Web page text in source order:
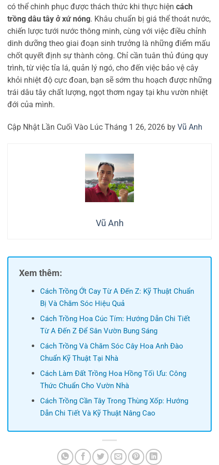
có thể chinh phục được thách thức khi thực hiện cách
trồng dâu tây ở xứ nóng. Khâu chuẩn bị giá thể thoát nước,
chiến lược tưới nước thông minh, cùng với việc điều chỉnh
dinh dưỡng theo giai đoạn sinh trưởng là những điểm mấu
chốt quyết định sự thành công. Chỉ cần tuân thủ đúng quy
trình, từ việc tỉa lá, quản lý ngó, cho đến việc bảo vệ cây
khỏi nhiệt độ cực đoan, bạn sẽ sớm thu hoạch được những
trái dâu tây chất lượng, ngọt thơm ngay tại khu vườn nhiệt
đới của mình.
Cập Nhật Lần Cuối Vào Lúc Tháng 1 26, 2026 by Vũ Anh
Vũ Anh
Xem thêm:
Cách Trồng Ớt Cay Từ A Đến Z: Kỹ Thuật Chuẩn
Bị Và Chăm Sóc Hiệu Quả
Cách Trồng Hoa Cúc Tím: Hướng Dẫn Chi Tiết
Từ A Đến Z Để Sân Vườn Bung Sáng
Cách Trồng Và Chăm Sóc Cây Hoa Anh Đào
Chuẩn Kỹ Thuật Tại Nhà
Cách Làm Đất Trồng Hoa Hồng Tối Ưu: Công
Thức Chuẩn Cho Vườn Nhà
Cách Trồng Cần Tây Trong Thùng Xốp: Hướng
Dẫn Chi Tiết Và Kỹ Thuật Nâng Cao